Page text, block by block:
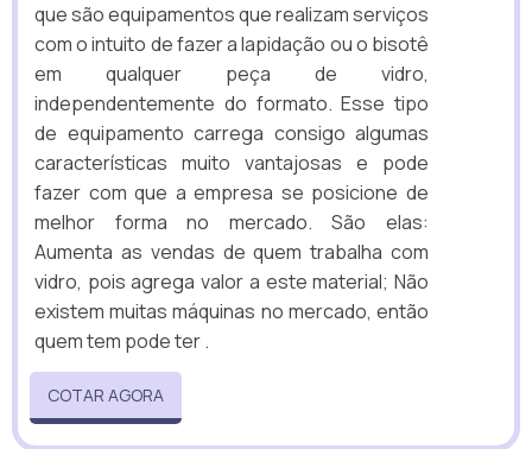
que são equipamentos que realizam serviços
com o intuito de fazer a lapidação ou o bisotê
em qualquer peça de vidro,
independentemente do formato. Esse tipo
de equipamento carrega consigo algumas
características muito vantajosas e pode
fazer com que a empresa se posicione de
melhor forma no mercado. São elas:
Aumenta as vendas de quem trabalha com
vidro, pois agrega valor a este material; Não
existem muitas máquinas no mercado, então
quem tem pode ter .
COTAR AGORA